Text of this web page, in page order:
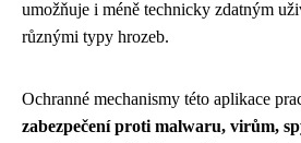
umožňuje i méně technicky zdatným
různými typy hrozeb.
Ochranné mechanismy této aplikace
zabezpečení proti malwaru, virům,